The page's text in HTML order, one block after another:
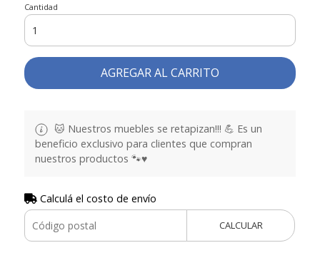
Cantidad
AGREGAR AL CARRITO
🐱 Nuestros muebles se retapizan!!! 💪 Es un
beneficio exclusivo para clientes que compran
nuestros productos 🐾♥️
Calculá el costo de envío
CALCULAR